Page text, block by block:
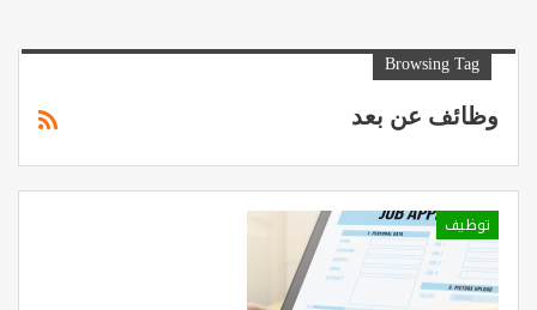
Browsing Tag
وظائف عن بعد
توظيف